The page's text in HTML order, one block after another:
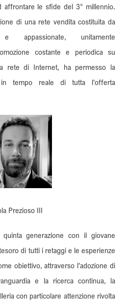
affrontare le sfide del 3° millennio.
di una rete vendita costituita da
appassionate, unitamente
costante e periodica su
rete di Internet, ha permesso la
in tempo reale di tutta l'offerta
Prezioso III
generazione con il giovane
di tutti i retaggi e le esperienze
obiettivo, attraverso l'adozione di
e la ricerca continua, la
con particolare attenzione rivolta